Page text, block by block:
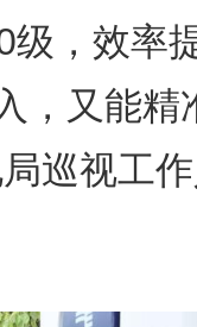
级，效率
，又能精
巡视工